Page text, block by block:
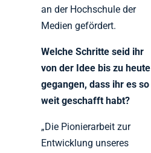
an der Hochschule der
Medien gefördert.
Welche Schritte seid ihr
von der Idee bis zu heute
gegangen, dass ihr es so
weit geschafft habt?
„Die Pionierarbeit zur
Entwicklung unseres